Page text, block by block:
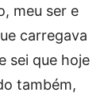
meu ser e
carregava
sei que hoje
também,